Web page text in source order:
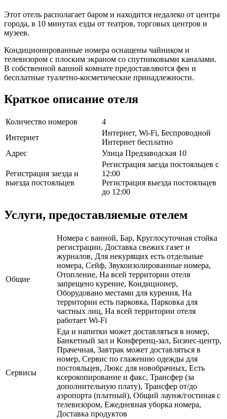
Этот отель располагает баром и находится недалеко от центра
города, в 10 минутах езды от театров, торговых центров и
музеев.
Кондиционированные номера оснащены чайником и
телевизором с плоским экраном со спутниковыми каналами.
В собственной ванной комнате предоставляются фен и
бесплатные туалетно-косметические принадлежности.
Краткое описание отеля
Количество номеров
4
Интернет
Интернет, Wi-Fi, Беспроводной
Интернет бесплатно
Адрес
Улица Предзаводская 10
Регистрация заезда и
выезда постояльцев
Регистрация заезда постояльцев с
12:00
Регистрация выезда постояльцев
до 12:00
Услуги, предоставляемые отелем
Общие
Номера с ванной, Бар, Круглосуточная стойка
регистрации, Доставка свежих газет и
журналов, Для некурящих есть отдельные
номера, Сейф, Звукоизолированные номера,
Отопление, На всей территории отеля
запрещено курение, Кондиционер,
Оборудовано местами для курения, На
территории есть парковка, Парковка для
частных лиц, На всей территории отеля
работает Wi-Fi
Сервисы
Еда и напитки может доставляться в номер,
Банкетный зал и Конференц-зал, Бизнес-центр,
Прачечная, Завтрак может доставляться в
номер, Сервис по глажению одежды для
постояльцев, Люкс для новобрачных, Есть
ксерокопирование и факс, Трансфер (за
дополнительную плату), Трансфер от/до
аэропорта (платный), Общий лаунж/гостиная с
телевизором, Ежедневная уборка номера,
Доставка продуктов